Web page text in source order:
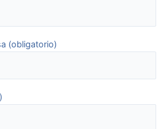
(obligatorio)